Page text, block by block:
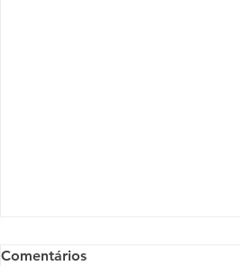
Comentários